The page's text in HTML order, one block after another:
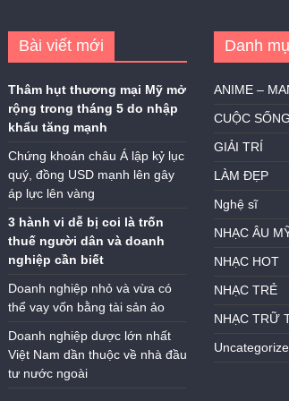
Bài viết mới
Thâm hụt thương mại Mỹ mở
rộng trong tháng 5 do nhập
khẩu tăng mạnh
Chứng khoán châu Á lập kỷ lục
quý, đồng USD mạnh lên gây
áp lực lên vàng
3 hành vi dễ bị coi là trốn
thuế người dân và doanh
nghiệp cần biết
Doanh nghiệp nhỏ và vừa có
thể vay vốn bằng tài sản ảo
Doanh nghiệp dược lớn nhất
Việt Nam dần thuộc về nhà đầu
tư nước ngoài
Danh
ANIME –
CUỘC SỐNG
GIẢI TRÍ
LÀM ĐẸP
Nghệ sĩ
NHẠC ÂU
NHẠC HOT
NHẠC TRẺ
NHẠC TRỮ